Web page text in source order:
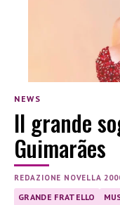
NEWS
Il grande
Guimarães
REDAZIONE NOVELLA
GRANDE FRATELLO